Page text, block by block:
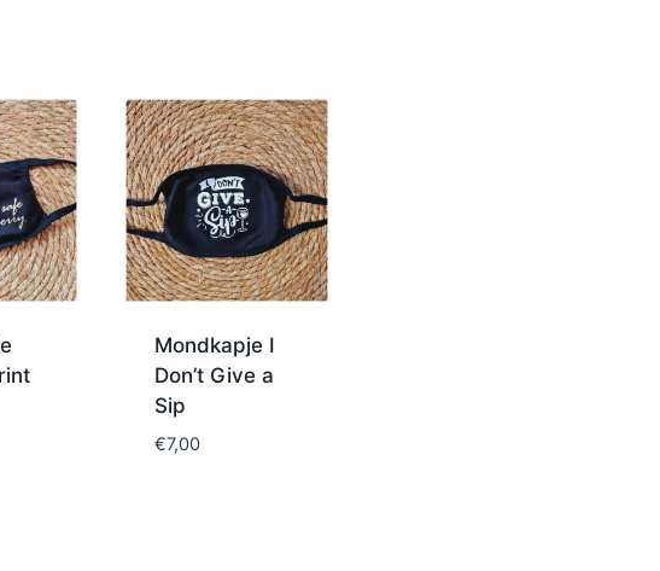
Mondkapje I
Don’t Give a
Sip
€7,00